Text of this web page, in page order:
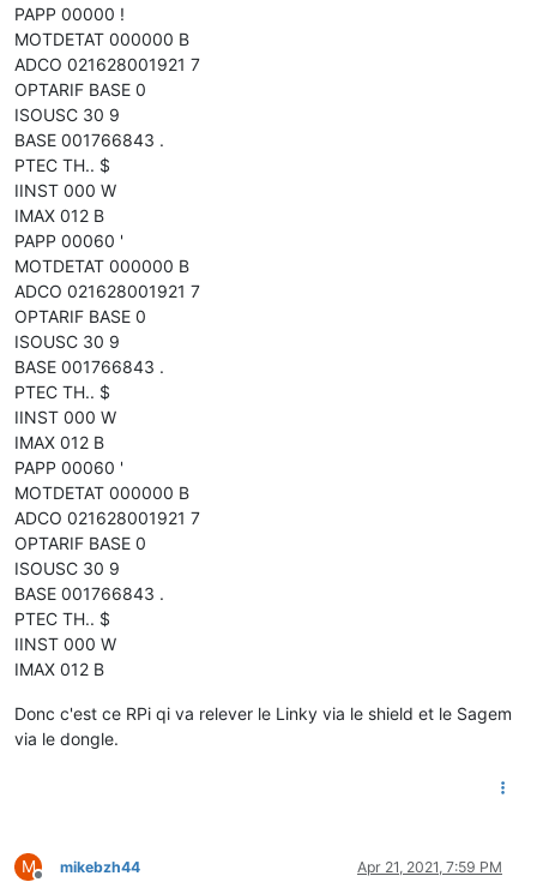
PAPP 00000 !
MOTDETAT 000000 B
ADCO 021628001921 7
OPTARIF BASE 0
ISOUSC 30 9
BASE 001766843 .
PTEC TH.. $
IINST 000 W
IMAX 012 B
PAPP 00060 '
MOTDETAT 000000 B
ADCO 021628001921 7
OPTARIF BASE 0
ISOUSC 30 9
BASE 001766843 .
PTEC TH.. $
IINST 000 W
IMAX 012 B
PAPP 00060 '
MOTDETAT 000000 B
ADCO 021628001921 7
OPTARIF BASE 0
ISOUSC 30 9
BASE 001766843 .
PTEC TH.. $
IINST 000 W
IMAX 012 B
Donc c'est ce RPi qi va relever le Linky via le shield et le Sagem
via le dongle.
M
Offline
mikebzh44 Apr 21, 2021, 7:59 PM